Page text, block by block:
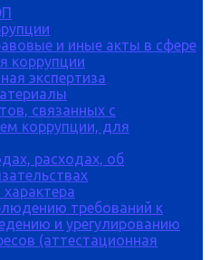
и иные акты в сфере
коррупции
экспертиза
связанных с
коррупции, для
расходах, об
требований к
и урегулированию
(аттестационная